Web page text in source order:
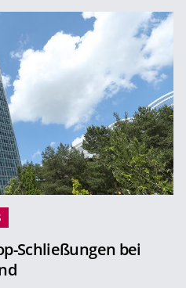
Schließungen bei